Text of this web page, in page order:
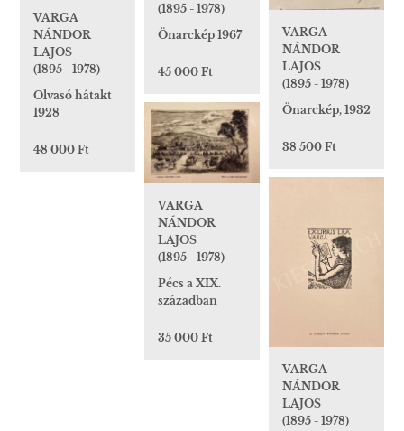
VARGA
NÁNDOR
LAJOS
(1895 - 1978)
Önarckép, 1932
38 500 Ft
(1895 - 1978)
Önarckép 1967
45 000 Ft
VARGA
NÁNDOR
LAJOS
(1895 - 1978)
Olvasó hátakt
1928
48 000 Ft
VARGA
NÁNDOR
LAJOS
(1895 - 1978)
Pécs a XIX.
században
35 000 Ft
VARGA
NÁNDOR
LAJOS
(1895 - 1978)